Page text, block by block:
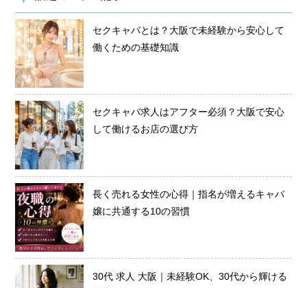
セクキャバとは？大阪で未経験から安心して
働くための基礎知識
セクキャバ求人はアフター必須？大阪で安心
して働けるお店の選び方
長く売れる女性の心得｜指名が増えるキャバ
嬢に共通する10の習慣
30代 求人 大阪｜未経験OK、30代から輝ける